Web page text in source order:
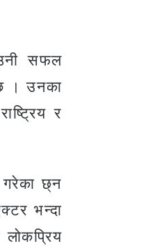
उनी सफल
। उनका
र
गरेका छ्न
भन्दा